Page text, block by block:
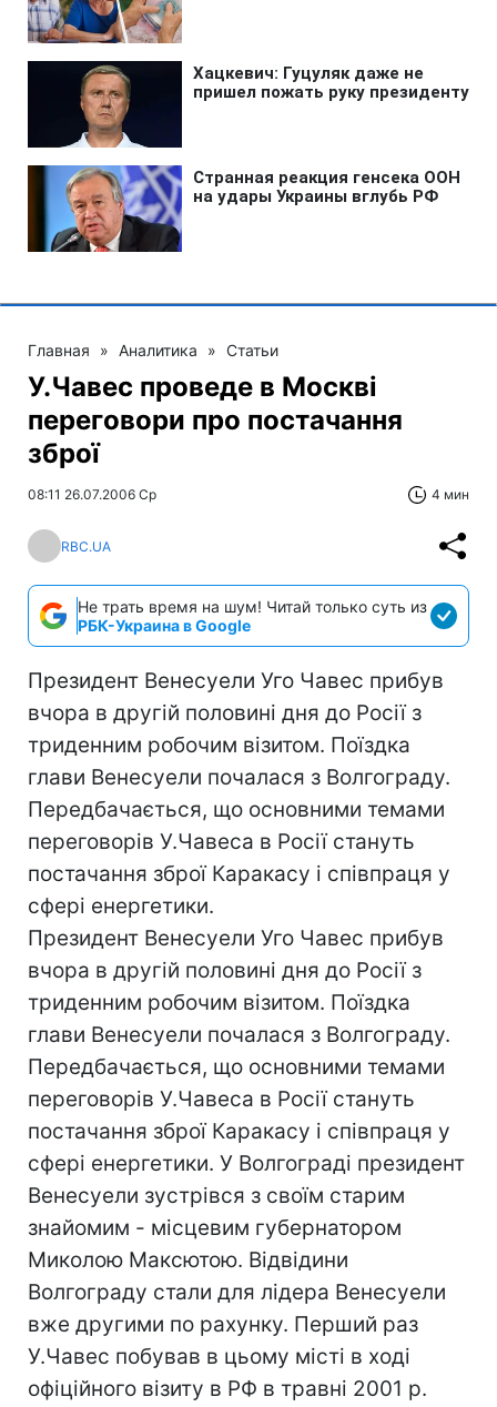
Главная » Аналитика » Статьи
У.Чавес проведе в Москві
переговори про постачання
зброї
08:11 26.07.2006 Ср 4 мин
RBC.UA
Не трать время на шум! Читай только суть из
РБК-Украина в Google
Президент Венесуели Уго Чавес прибув
вчора в другій половині дня до Росії з
триденним робочим візитом. Поїздка
глави Венесуели почалася з Волгограду.
Передбачається, що основними темами
переговорів У.Чавеса в Росії стануть
постачання зброї Каракасу і співпраця у
сфері енергетики.
Президент Венесуели Уго Чавес прибув
вчора в другій половині дня до Росії з
триденним робочим візитом. Поїздка
глави Венесуели почалася з Волгограду.
Передбачається, що основними темами
переговорів У.Чавеса в Росії стануть
постачання зброї Каракасу і співпраця у
сфері енергетики. У Волгограді президент
Венесуели зустрівся з своїм старим
знайомим - місцевим губернатором
Миколою Максютою. Відвідини
Волгограду стали для лідера Венесуели
вже другими по рахунку. Перший раз
У.Чавес побував в цьому місті в ході
офіційного візиту в РФ в травні 2001 р.